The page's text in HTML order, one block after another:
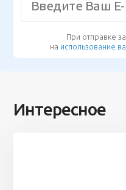
При отправке
на использование
Интересное